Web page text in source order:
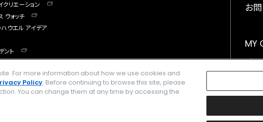
リエーション
ウォッチ
ハウエル アイデア
ント
お
MY
メ
For more information about how we use cookies and
Policy. Before continuing to browse this site, please
You can change them at any time by accessing the